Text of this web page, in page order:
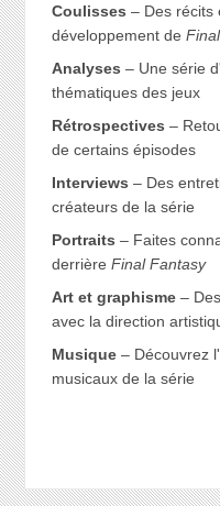
Coulisses – Des récits
développement de
Analyses – Une série
thématiques des jeux
Rétrospectives –
de certains épisodes
Interviews – Des
créateurs de la série
Portraits – Faites
derrière Final Fantasy
Art et graphisme–
avec la direction
Musique– Découvrez
musicaux de la série